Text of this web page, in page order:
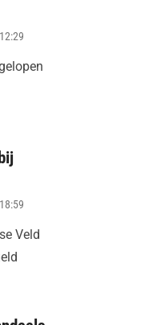
Veld